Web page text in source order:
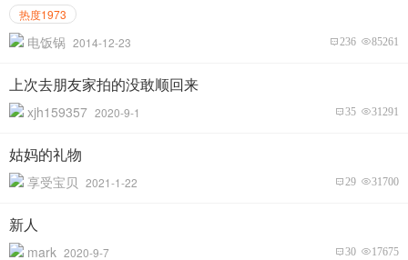
热度1973
电饭锅 2014-12-23 85261
236
上次去朋友家拍的没敢顺回来
xjh159357 2020-9-1 31291
35
姑妈的礼物
享受宝贝 2021-1-22 31700
29
新人
mark 2020-9-7 17675
30